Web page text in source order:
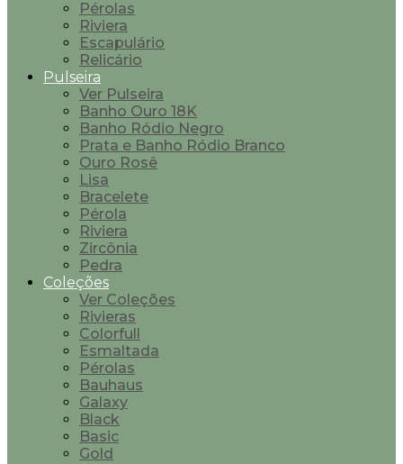
Pérolas
Riviera
Escapulário
Relicário
Pulseira
Ver Pulseira
Banho Ouro 18K
Banho Ródio Negro
Prata e Banho Ródio Branco
Ouro Rosê
Lisa
Bracelete
Pérola
Riviera
Zircônia
Pedra
Coleções
Ver Coleções
Rivieras
Colorfull
Esmaltada
Pérolas
Bauhaus
Galaxy
Black
Basic
Gold